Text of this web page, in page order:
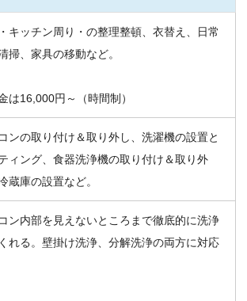
キッチン周り・の整理整頓、衣替え、日常
掃、家具の移動など。
は16,000円～（時間制）
ンの取り付け＆取り外し、洗濯機の設置と
ィング、食器洗浄機の取り付け＆取り外
蔵庫の設置など。
ン内部を見えないところまで徹底的に洗浄
れる。壁掛け洗浄、分解洗浄の両方に対応